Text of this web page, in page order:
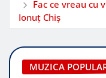
Fac ce vreau cu
Ionuț Chiș
MUZICA